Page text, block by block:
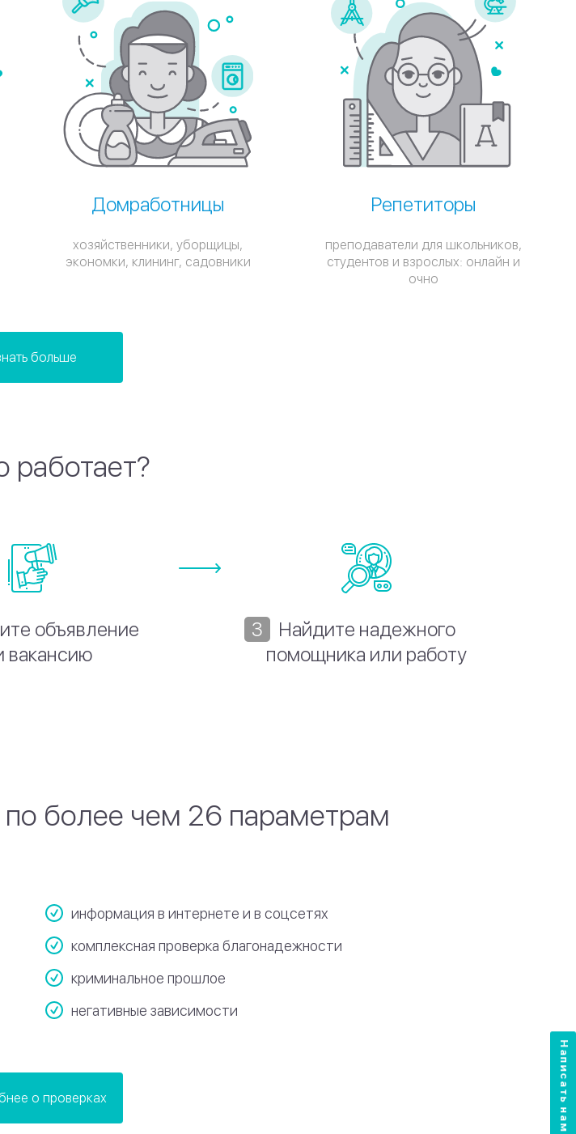
Домработницы
хозяйственники, уборщицы,
экономки, клининг, садовники
Репетиторы
преподаватели для школьников,
студентов и взрослых: онлайн и
очно
больше
работает?
объявление
вакансию
Найдите надежного
помощника или работу
более чем 26 параметрам
информация в интернете и в соцсетях
комплексная проверка благонадежности
криминальное прошлое
негативные зависимости
о проверках Написать нам